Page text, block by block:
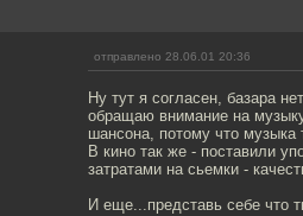
отправлено 28.06.01 20:36
Ну тут я согласен, базара
обращаю внимание на
шансона, потому что
В кино так же - поставили
затратами на сьемки -
И еще...представь себе что